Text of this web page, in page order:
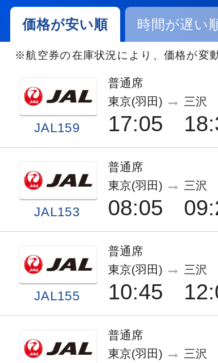
価格が安い順 時間が遅い
※航空券の在庫状況により、価格が変
JAL159
普通席
東京(羽田)
17:05
三沢
JAL153
普通席
東京(羽田)
08:05
三沢
JAL155
普通席
東京(羽田)
10:45
三沢
普通席
東京(羽田)
三沢